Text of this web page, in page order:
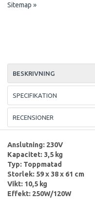
Sitemap »
BESKRIVNING
SPECIFIKATION
RECENSIONER
Anslutning: 230V
Kapacitet: 3,5 kg
Typ: Toppmatad
Storlek: 59 x 38 x 61 cm
Vikt: 10,5 kg
Effekt: 250W/120W